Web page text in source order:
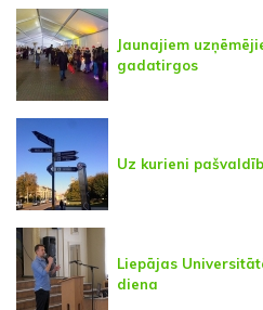
Jaunajiem
gadatirgos
Uz kurieni
Liepājas
diena